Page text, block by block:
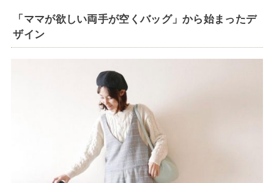
「ママが欲しい両手が空くバッグ」から始まったデ
ザイン